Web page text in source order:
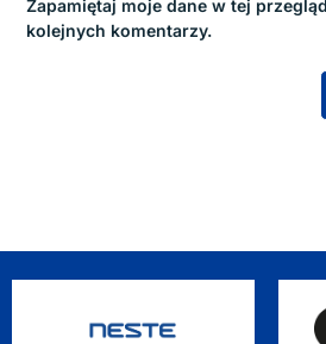
Zapamiętaj moje dane w tej
kolejnych komentarzy.